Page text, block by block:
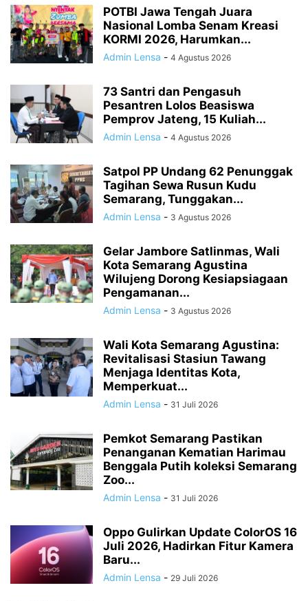
POTBI Jawa Tengah Juara
Nasional Lomba Senam Kreasi
KORMI 2026, Harumkan...
Admin Lensa - 4 Agustus 2026
73 Santri dan Pengasuh
Pesantren Lolos Beasiswa
Pemprov Jateng, 15 Kuliah...
Admin Lensa - 4 Agustus 2026
Satpol PP Undang 62 Penunggak
Tagihan Sewa Rusun Kudu
Semarang, Tunggakan...
Admin Lensa - 3 Agustus 2026
Gelar Jambore Satlinmas, Wali
Kota Semarang Agustina
Wilujeng Dorong Kesiapsiagaan
Pengamanan...
Admin Lensa - 3 Agustus 2026
Wali Kota Semarang Agustina:
Revitalisasi Stasiun Tawang
Menjaga Identitas Kota,
Memperkuat...
Admin Lensa - 31 Juli 2026
Pemkot Semarang Pastikan
Penanganan Kematian Harimau
Benggala Putih koleksi Semarang
Zoo...
Admin Lensa - 31 Juli 2026
Oppo Gulirkan Update ColorOS 16
Juli 2026, Hadirkan Fitur Kamera
Baru...
Admin Lensa - 29 Juli 2026